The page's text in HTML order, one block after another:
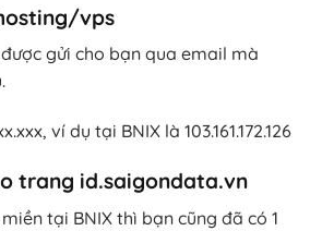
vps
gửi cho bạn qua email mà
ví dụ tại BNIX là 103.161.172.126
trang id.saigondata.vn
tại BNIX thì bạn cũng đã có 1